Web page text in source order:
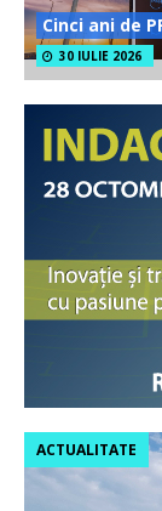
Cinci ani de
30 IULIE 2026
ACTUALITATE